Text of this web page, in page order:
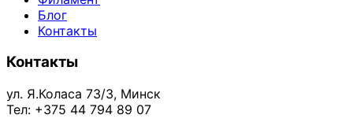
Блог
Контакты
Контакты
ул. Я.Коласа 73/3, Минск
Тел: +375 44 794 89 07